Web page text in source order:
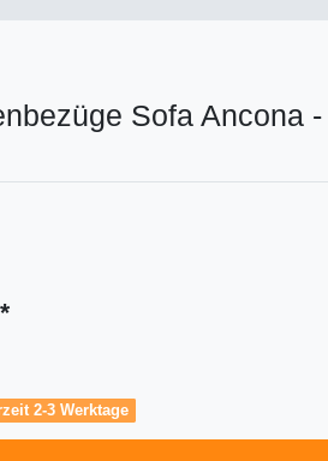
Sofa Ancona -
*
2-3 Werktage